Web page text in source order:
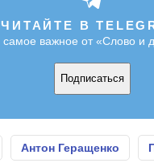
ЧИТАЙТЕ В
самое важное от «Слово и
Подписаться
Антон Геращенко